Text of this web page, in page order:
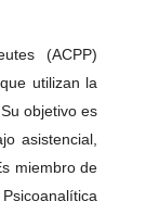
(ACPP)
utilizan la
objetivo es
asistencial,
miembro de